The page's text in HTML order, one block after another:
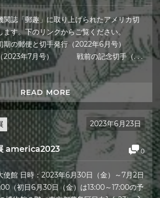
関誌「郵趣」に取り上げられたアメリカ切
す。下のリンクからご覧ください。
郵便と切手発行（2022年6月号）
年7月号） 戦前の記念切手（. . .
READ MORE
2023年6月23日
america2023 0
使館 日時：2023年6月30日（金）～7月2日
（初日6月30日（金）は13:00～17:00の予